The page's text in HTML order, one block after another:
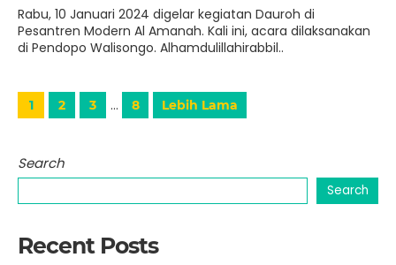
Rabu, 10 Januari 2024 digelar kegiatan Dauroh di
Pesantren Modern Al Amanah. Kali ini, acara dilaksanakan
di Pendopo Walisongo. Alhamdulillahirabbil..
1 2 3 … 8 Lebih Lama
Search
Search
Recent Posts